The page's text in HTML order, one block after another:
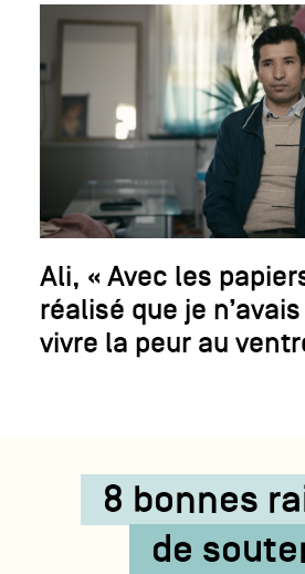
Ali, « Avec les
réalisé que je
vivre la peur au
8 bonnes
de